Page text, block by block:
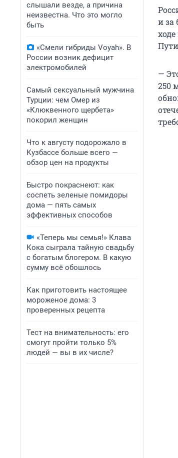
слышали везде, а причина
неизвестна. Что это могло
быть
«Смели гибриды Voyah». В
России возник дефицит
электромобилей
Самый сексуальный мужчина
Турции: чем Омер из
«Клюквенного щербета»
покорил женщин
Что к августу подорожало в
Кузбассе больше всего —
обзор цен на продукты
Быстро покраснеют: как
соспеть зеленые помидоры
дома — пять самых
эффективных способов
«Теперь мы семья!» Клава
Кока сыграла тайную свадьбу
с богатым блогером. В какую
сумму всё обошлось
Как приготовить настоящее
мороженое дома: 3
проверенных рецепта
Тест на внимательность: его
смогут пройти только 5%
людей — вы в их числе?
и за
—
250